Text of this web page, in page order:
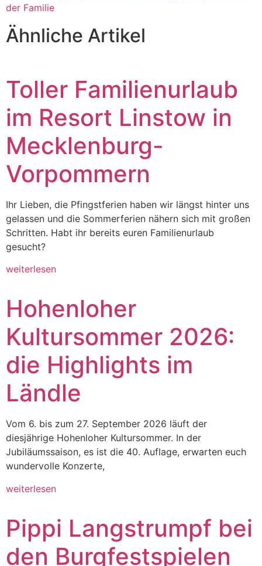
der Familie
Ähnliche Artikel
Toller Familienurlaub
im Resort Linstow in
Mecklenburg-
Vorpommern
Ihr Lieben, die Pfingstferien haben wir längst hinter uns
gelassen und die Sommerferien nähern sich mit großen
Schritten. Habt ihr bereits euren Familienurlaub
gesucht?
weiterlesen
Hohenloher
Kultursommer 2026:
die Highlights im
Ländle
Vom 6. bis zum 27. September 2026 läuft der
diesjährige Hohenloher Kultursommer. In der
Jubiläumssaison, es ist die 40. Auflage, erwarten euch
wundervolle Konzerte,
weiterlesen
Pippi Langstrumpf bei
den Burgfestspielen